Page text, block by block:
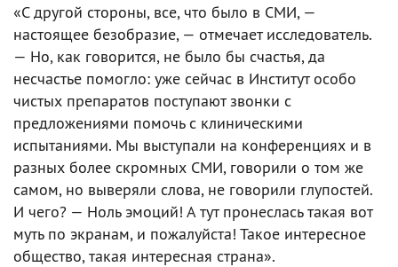
«С другой стороны, все, что было в СМИ, —
настоящее безобразие, — отмечает исследователь.
— Но, как говорится, не было бы счастья, да
несчастье помогло: уже сейчас в Институт особо
чистых препаратов поступают звонки с
предложениями помочь с клиническими
испытаниями. Мы выступали на конференциях и в
разных более скромных СМИ, говорили о том же
самом, но выверяли слова, не говорили глупостей.
И чего? — Ноль эмоций! А тут пронеслась такая вот
муть по экранам, и пожалуйста! Такое интересное
общество, такая интересная страна».